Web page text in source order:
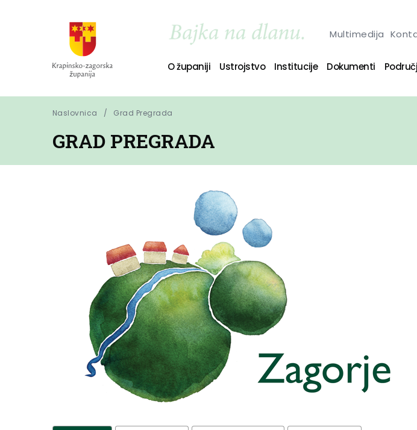
Multimedija
O županiji Ustrojstvo Institucije Dokumenti
Naslovnica Grad Pregrada
GRAD PREGRADA